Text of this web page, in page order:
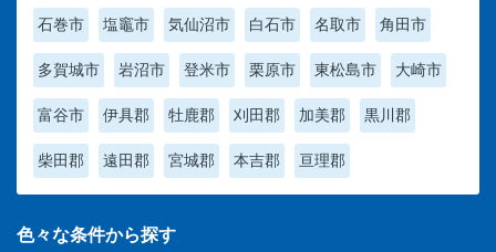
石巻市
塩竈市 気仙沼市 白石市 名取市 角田市
多賀城市 岩沼市 登米市 栗原市 東松島市 大崎市
富谷市 伊具郡 牡鹿郡 刈田郡 加美郡 黒川郡
柴田郡 遠田郡 宮城郡 本吉郡 亘理郡
色々な条件から探す